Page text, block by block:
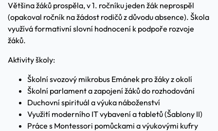
Většina žáků prospěla, v 1. ročníku jeden žák neprospěl
(opakoval ročník na žádost rodičů z důvodu absence). Škola
využívá formativní slovní hodnocení k podpoře rozvoje
žáků.
Aktivity školy:
Školní svozový mikrobus Emánek pro žáky z okolí
Školní parlament a zapojení žáků do rozhodování
Duchovní spirituál a výuka náboženství
Využití moderního IT vybavení a tabletů (Šablony II)
Práce s Montessori pomůckami a výukovými kufry